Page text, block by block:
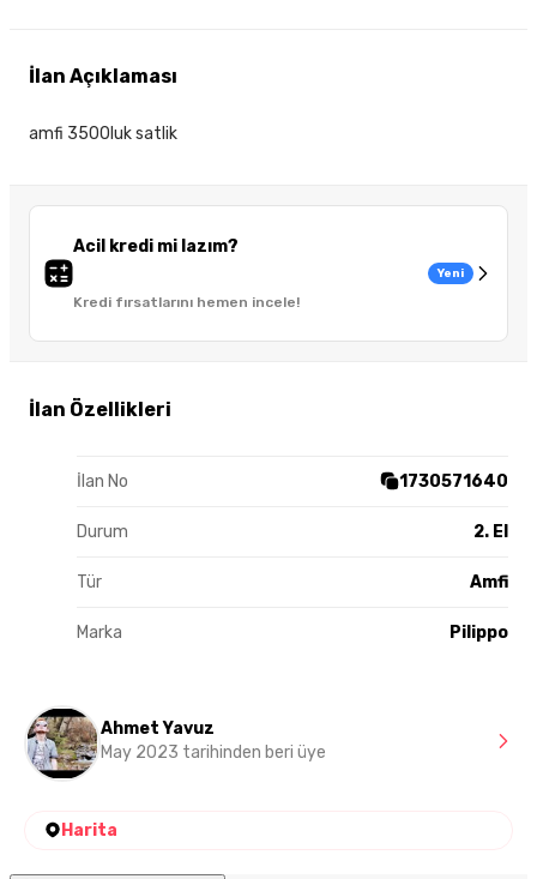
Acil kredi mi lazım?
Kredi fırsatlarını hemen incele!
Yeni
İlan Özellikleri
İlan No 1730571640
Durum 2. El
Tür Amfi
Marka Pilippo
İlan Açıklaması
amfi 3500luk satlik
Ahmet Yavuz
May 2023 tarihinden beri üye
Harita